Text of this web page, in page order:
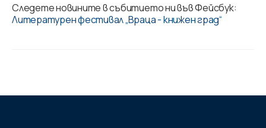
Следете новините в събитието ни във Фейсбук:
Литературен фестивал „Враца - книжен град“